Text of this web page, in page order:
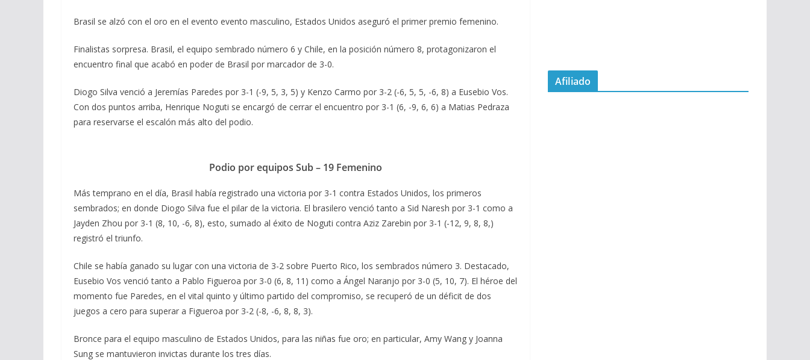
Brasil se alzó con el oro en el evento evento masculino, Estados Unidos aseguró el primer premio femenino.
Finalistas sorpresa. Brasil, el equipo sembrado número 6 y Chile, en la posición número 8, protagonizaron el
encuentro final que acabó en poder de Brasil por marcador de 3-0.
Diogo Silva venció a Jeremías Paredes por 3-1 (-9, 5, 3, 5) y Kenzo Carmo por 3-2 (-6, 5, 5, -6, 8) a Eusebio Vos.
Con dos puntos arriba, Henrique Noguti se encargó de cerrar el encuentro por 3-1 (6, -9, 6, 6) a Matias Pedraza
para reservarse el escalón más alto del podio.
Podio por equipos Sub – 19 Femenino
Más temprano en el día, Brasil había registrado una victoria por 3-1 contra Estados Unidos, los primeros
sembrados; en donde Diogo Silva fue el pilar de la victoria. El brasilero venció tanto a Sid Naresh por 3-1 como a
Jayden Zhou por 3-1 (8, 10, -6, 8), esto, sumado al éxito de Noguti contra Aziz Zarebin por 3-1 (-12, 9, 8, 8,)
registró el triunfo.
Chile se había ganado su lugar con una victoria de 3-2 sobre Puerto Rico, los sembrados número 3. Destacado,
Eusebio Vos venció tanto a Pablo Figueroa por 3-0 (6, 8, 11) como a Ángel Naranjo por 3-0 (5, 10, 7). El héroe del
momento fue Paredes, en el vital quinto y último partido del compromiso, se recuperó de un déficit de dos
juegos a cero para superar a Figueroa por 3-2 (-8, -6, 8, 8, 3).
Bronce para el equipo masculino de Estados Unidos, para las niñas fue oro; en particular, Amy Wang y Joanna
Sung se mantuvieron invictas durante los tres días.
Afiliado